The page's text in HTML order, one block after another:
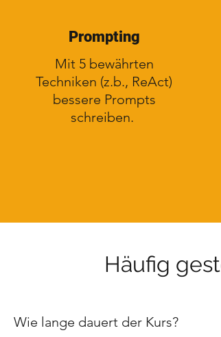
Prompting
Mit 5 bewährten
Techniken (z.b., ReAct)
bessere Prompts
schreiben.
Häufig
Wie lange dauert der Kurs?